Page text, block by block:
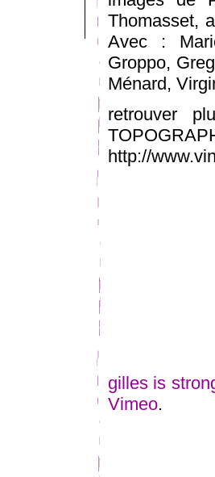
Thomasset,
Avec :
Groppo,
Ménard,
retrouver
http://
gilles is
Vimeo.